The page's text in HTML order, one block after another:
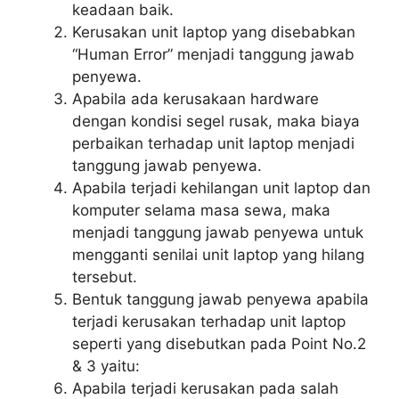
keadaan baik.
Kerusakan unit laptop yang disebabkan
“Human Error” menjadi tanggung jawab
penyewa.
Apabila ada kerusakaan hardware
dengan kondisi segel rusak, maka biaya
perbaikan terhadap unit laptop menjadi
tanggung jawab penyewa.
Apabila terjadi kehilangan unit laptop dan
komputer selama masa sewa, maka
menjadi tanggung jawab penyewa untuk
mengganti senilai unit laptop yang hilang
tersebut.
Bentuk tanggung jawab penyewa apabila
terjadi kerusakan terhadap unit laptop
seperti yang disebutkan pada Point No.2
& 3 yaitu:
Apabila terjadi kerusakan pada salah